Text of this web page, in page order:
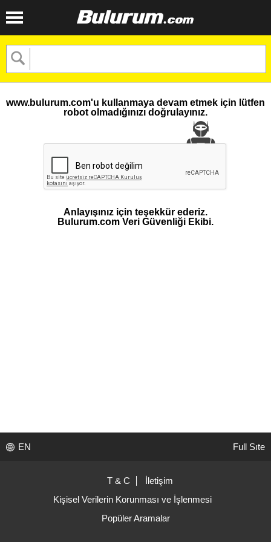
www.bulurum.com'u kullanmaya devam etmek için lütfen
robot olmadığınızı doğrulayınız.
Anlayışınız için teşekkür ederiz.
Bulurum.com Veri Güvenliği Ekibi.
EN Full Sıte
T & C
İletişim
Kişisel Verilerin Korunması ve İşlenmesi
Popüler Aramalar